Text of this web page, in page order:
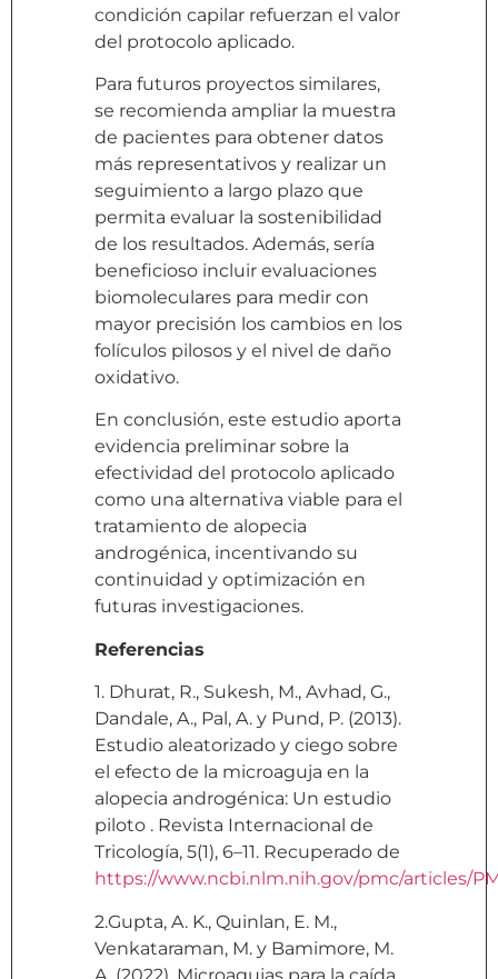
condición capilar refuerzan el valor
del protocolo aplicado.
Para futuros proyectos similares,
se recomienda ampliar la muestra
de pacientes para obtener datos
más representativos y realizar un
seguimiento a largo plazo que
permita evaluar la sostenibilidad
de los resultados. Además, sería
beneficioso incluir evaluaciones
biomoleculares para medir con
mayor precisión los cambios en los
folículos pilosos y el nivel de daño
oxidativo.
En conclusión, este estudio aporta
evidencia preliminar sobre la
efectividad del protocolo aplicado
como una alternativa viable para el
tratamiento de alopecia
androgénica, incentivando su
continuidad y optimización en
futuras investigaciones.
Referencias
1. Dhurat, R., Sukesh, M., Avhad, G.,
Dandale, A., Pal, A. y Pund, P. (2013).
Estudio aleatorizado y ciego sobre
el efecto de la microaguja en la
alopecia androgénica: Un estudio
piloto . Revista Internacional de
Tricología, 5(1), 6–11. Recuperado de
https://www.ncbi.nlm.nih.gov/pmc/articles/
2.Gupta, A. K., Quinlan, E. M.,
Venkataraman, M. y Bamimore, M.
A. (2022). Microagujas para la caída